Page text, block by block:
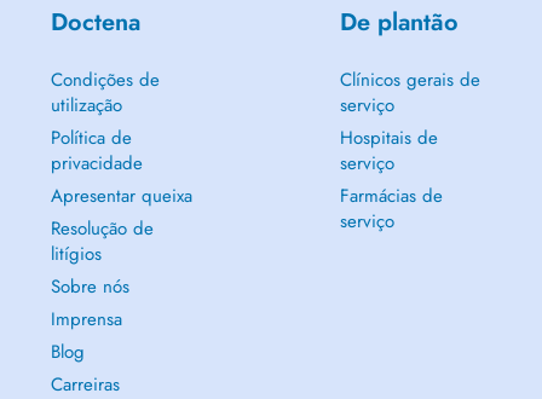
Doctena
Condições de
utilização
Política de
privacidade
Apresentar queixa
Resolução de
litígios
Sobre nós
Imprensa
Blog
Carreiras
De plantão
Clínicos gerais de
serviço
Hospitais de
serviço
Farmácias de
serviço